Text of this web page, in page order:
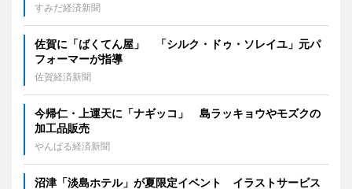
すみだ経済新聞
佐賀に「ばくてん屋」 「シルク・ドゥ・ソレイユ」元パ
フォーマーが指導
佐賀経済新聞
今帰仁・上運天に「ナギッコ」 島ラッキョウやモズクの
加工品販売
やんばる経済新聞
沼津「淡島ホテル」が夏限定イベント イラストサービス